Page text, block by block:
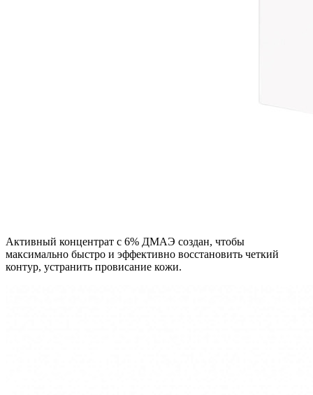
Активный концентрат с 6% ДМАЭ создан, чтобы
максимально быстро и эффективно восстановить четкий
контур, устранить провисание кожи.